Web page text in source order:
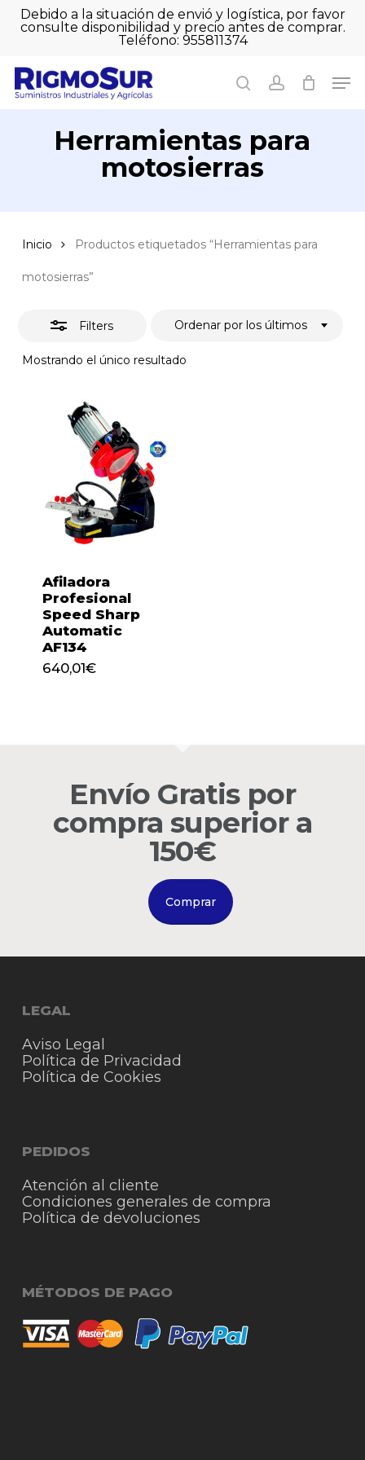
SkipDebido a la situación de envió y logística, por favor
consulte disponibilidad y precio antes de comprar.
Teléfono: 955811374
searchaccount
Cart Close
Go to shop
Herramientas para
motosierras
Inicio Productos etiquetados “Herramientas para
motosierras”
Filters
Mostrando el único resultado
Ordenar por los últimos
Close
Afiladora
Profesional
Speed Sharp
Automatic
AF134
640,01€
640,01
Envío Gratis por
compra superior a
150€
Comprar
LEGAL
Aviso Legal
Política de Privacidad
Política de Cookies
PEDIDOS
Atención al cliente
Condiciones generales de compra
Política de devoluciones
MÉTODOS DE PAGO